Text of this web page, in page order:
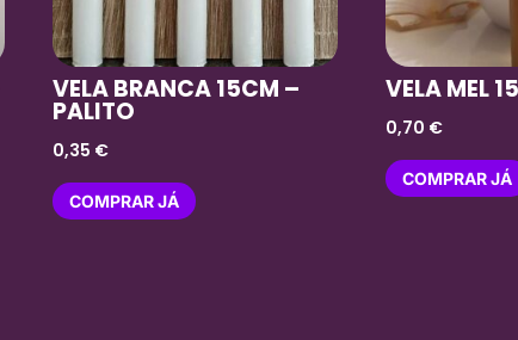
VELA BRANCA 15CM –
PALITO
0,35 €
COMPRAR JÁ
VELA MEL
0,70 €
COMPRAR JÁ